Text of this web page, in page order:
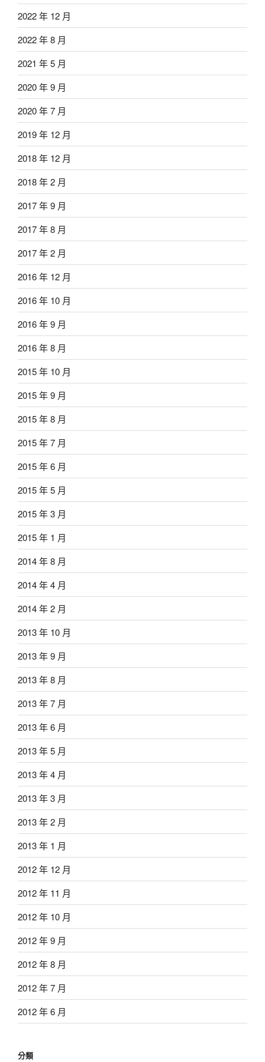
2022 年 12 月
2022 年 8 月
2021 年 5 月
2020 年 9 月
2020 年 7 月
2019 年 12 月
2018 年 12 月
2018 年 2 月
2017 年 9 月
2017 年 8 月
2017 年 2 月
2016 年 12 月
2016 年 10 月
2016 年 9 月
2016 年 8 月
2015 年 10 月
2015 年 9 月
2015 年 8 月
2015 年 7 月
2015 年 6 月
2015 年 5 月
2015 年 3 月
2015 年 1 月
2014 年 8 月
2014 年 4 月
2014 年 2 月
2013 年 10 月
2013 年 9 月
2013 年 8 月
2013 年 7 月
2013 年 6 月
2013 年 5 月
2013 年 4 月
2013 年 3 月
2013 年 2 月
2013 年 1 月
2012 年 12 月
2012 年 11 月
2012 年 10 月
2012 年 9 月
2012 年 8 月
2012 年 7 月
2012 年 6 月
分類